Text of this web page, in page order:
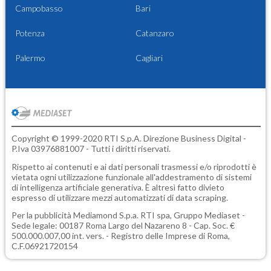
Campobasso Bari
Potenza Catanzaro
Palermo Cagliari
Copyright © 1999-2020 RTI S.p.A. Direzione Business Digital -
P.Iva 03976881007 - Tutti i diritti riservati.
Rispetto ai contenuti e ai dati personali trasmessi e/o riprodotti è
vietata ogni utilizzazione funzionale all'addestramento di sistemi
di intelligenza artificiale generativa. È altresì fatto divieto
espresso di utilizzare mezzi automatizzati di data scraping.
Per la pubblicità Mediamond S.p.a. RTI spa, Gruppo Mediaset -
Sede legale: 00187 Roma Largo del Nazareno 8 - Cap. Soc. €
500.000.007,00 int. vers. - Registro delle Imprese di Roma,
C.F.06921720154